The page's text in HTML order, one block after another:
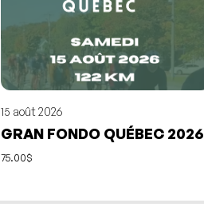
15 août 2026
GRAN FONDO QUÉBEC 2026
75.00$